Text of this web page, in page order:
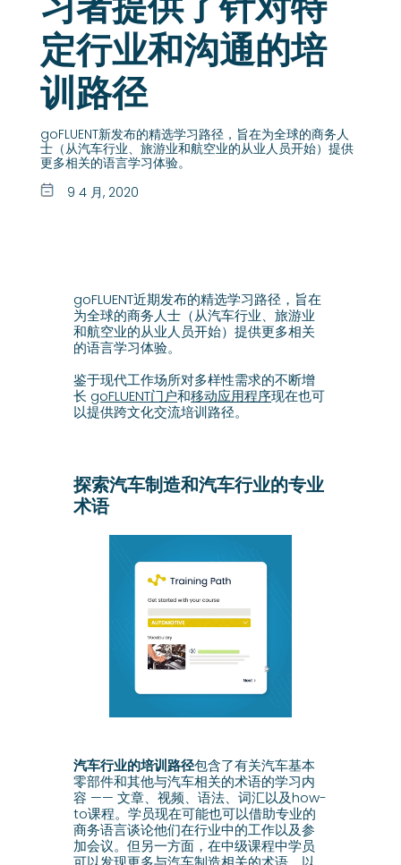
定行业和沟通的培
训路径
goFLUENT新发布的精选学习路径，旨在为全球的商务人
士（从汽车行业、旅游业和航空业的从业人员开始）提供
更多相关的语言学习体验。
9 4 月, 2020
goFLUENT近期发布的精选学习路径，旨在
为全球的商务人士（从汽车行业、旅游业
和航空业的从业人员开始）提供更多相关
的语言学习体验。
鉴于现代工作场所对多样性需求的不断增
长 goFLUENT门户和移动应用程序现在也可
以提供跨文化交流培训路径。
探索汽车制造和汽车行业的专业
术语
汽车行业的培训路径包含了有关汽车基本
零部件和其他与汽车相关的术语的学习内
容 —— 文章、视频、语法、词汇以及how-
to课程。学员现在可能也可以借助专业的
商务语言谈论他们在行业中的工作以及参
加会议。但另一方面，在中级课程中学员